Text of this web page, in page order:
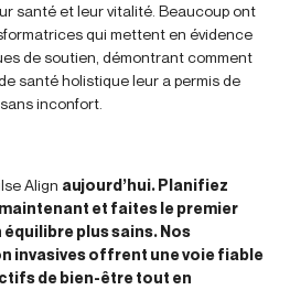
santé et leur vitalité. Beaucoup ont
qui mettent en évidence
de soutien, démontrant comment
santé holistique leur a permis de
inconfort.
Align aujourd’hui. Planifiez
et faites le premier
équilibre plus sains. Nos
invasives offrent une voie fiable
de bien-être tout en